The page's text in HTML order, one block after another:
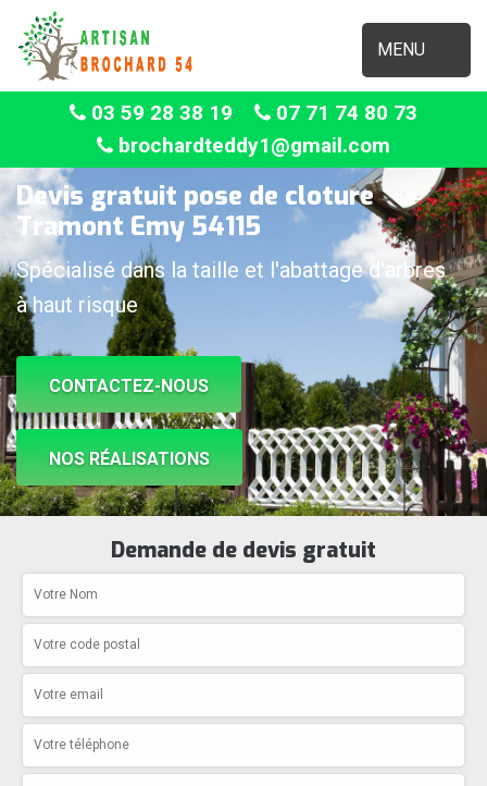
MENU
03 59 28 38 19
07 71 74 80 73
brochardteddy1@gmail.com
Devis gratuit pose de cloture
Tramont Emy 54115
Spécialisé dans la taille et l'abattage d'arbres
à haut risque
CONTACTEZ-NOUS
NOS RÉALISATIONS
Demande de devis gratuit